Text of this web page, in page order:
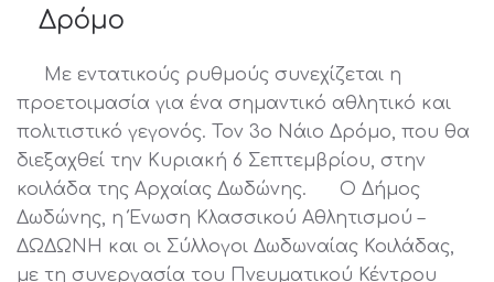
Δρόμο
Με εντατικούς ρυθμούς συνεχίζεται η
προετοιμασία για ένα σημαντικό αθλητικό και
πολιτιστικό γεγονός. Τον 3ο Νάιο Δρόμο, που θα
διεξαχθεί την Κυριακή 6 Σεπτεμβρίου, στην
κοιλάδα της Αρχαίας Δωδώνης. Ο Δήμος
Δωδώνης, η Ένωση Κλασσικού Αθλητισμού –
ΔΩΔΩΝΗ και οι Σύλλογοι Δωδωναίας Κοιλάδας,
με τη συνεργασία του Πνευματικού Κέντρου